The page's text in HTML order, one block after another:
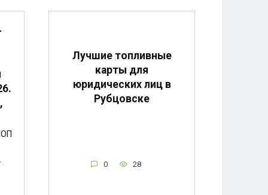
Лучшие топливные
карты для
юридических лиц в
Рубцовске
0 28